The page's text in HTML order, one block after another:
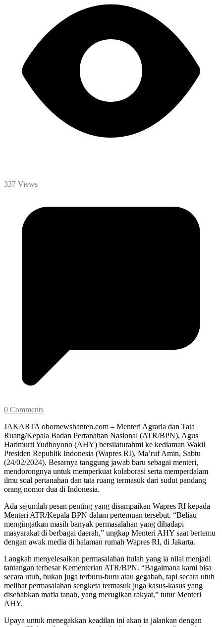
337 Views
0 Comments
JAKARTA obornewsbanten.com – Menteri Agraria dan Tata
Ruang/Kepala Badan Pertanahan Nasional (ATR/BPN), Agus
Harimurti Yudhoyono (AHY) bersilaturahmi ke kediaman Wakil
Presiden Republik Indonesia (Wapres RI), Ma’ruf Amin, Sabtu
(24/02/2024). Besarnya tanggung jawab baru sebagai menteri,
mendorongnya untuk memperkuat kolaborasi serta memperdalam
ilmu soal pertanahan dan tata ruang termasuk dari sudut pandang
orang nomor dua di Indonesia.
Ada sejumlah pesan penting yang disampaikan Wapres RI kepada
Menteri ATR/Kepala BPN dalam pertemuan tersebut. “Beliau
mengingatkan masih banyak permasalahan yang dihadapi
masyarakat di berbagai daerah,” ungkap Menteri AHY saat bertemu
dengan awak media di halaman rumah Wapres RI, di Jakarta.
Langkah menyelesaikan permasalahan itulah yang ia nilai menjadi
tantangan terbesar Kementerian ATR/BPN. “Bagaimana kami bisa
secara utuh, bukan juga terburu-buru atau gegabah, tapi secara utuh
melihat permasalahan sengketa termasuk juga kasus-kasus yang
disebabkan mafia tanah, yang merugikan rakyat,” tutur Menteri
AHY.
Upaya untuk menegakkan keadilan ini akan ia jalankan dengan